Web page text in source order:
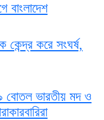
কেন্দ্র করে সংঘর্ষ,
বোতল ভারতীয় মদ ও